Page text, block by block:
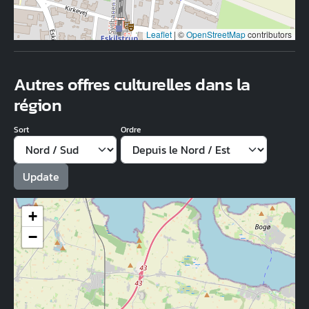
Leaflet | ©OpenStreetMapcontributors
Autres offres culturelles dans la
région
Sort Ordre
+
−